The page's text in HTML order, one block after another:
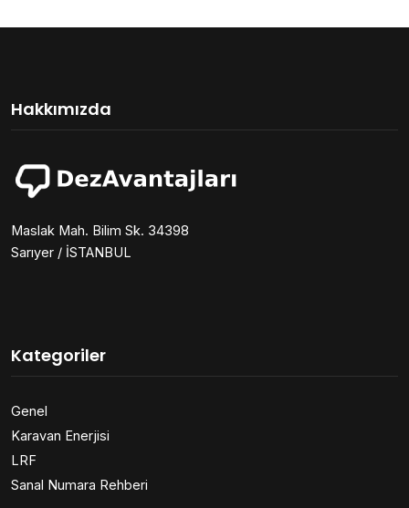
Hakkımızda
Maslak Mah. Bilim Sk. 34398
Sarıyer / İSTANBUL
Kategoriler
Genel
Karavan Enerjisi
LRF
Sanal Numara Rehberi